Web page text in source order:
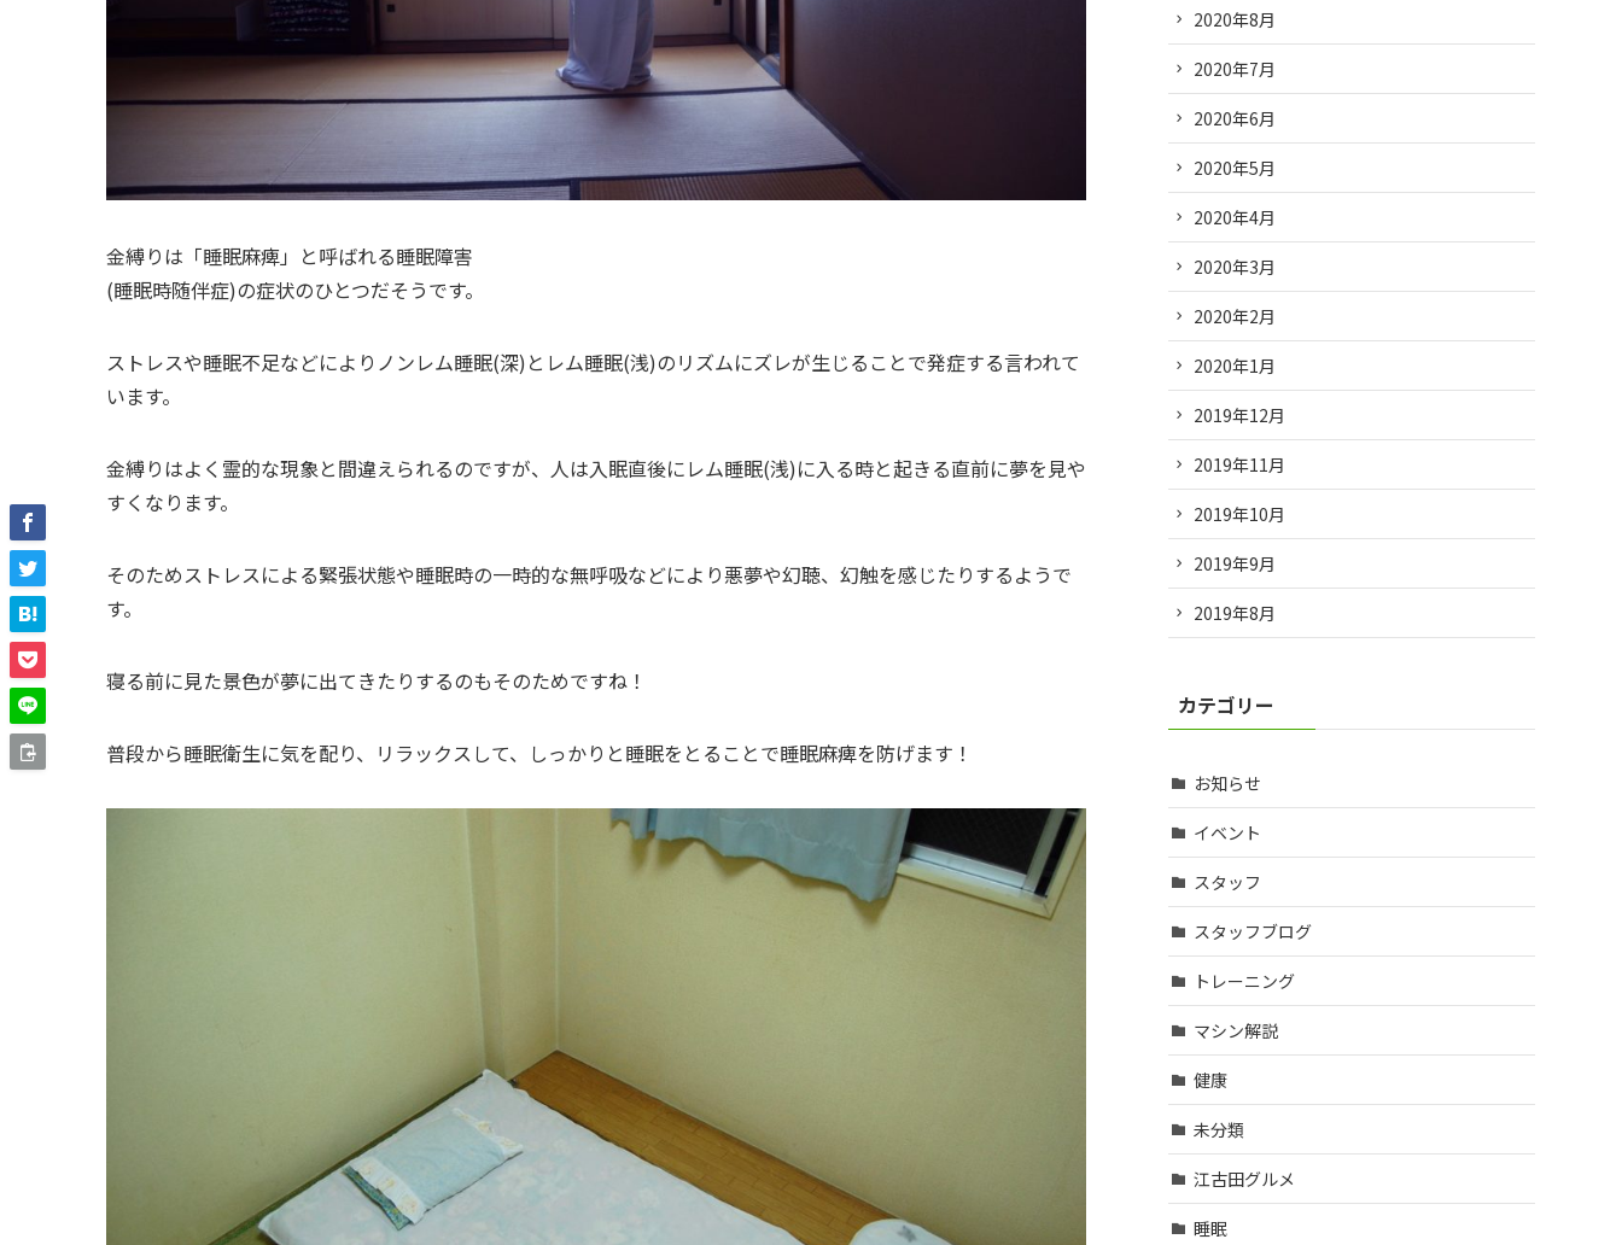
金縛りは「睡眠麻痺」と呼ばれる睡眠障害
(睡眠時随伴症)の症状のひとつだそうです。
ストレスや睡眠不足などによりノンレム睡眠(深)とレム睡眠(浅)のリズムにズレが生じることで発症する言われて
います。
金縛りはよく霊的な現象と間違えられるのですが、人は入眠直後にレム睡眠(浅)に入る時と起きる直前に夢を見や
すくなります。
そのためストレスによる緊張状態や睡眠時の一時的な無呼吸などにより悪夢や幻聴、幻触を感じたりするようで
す。
寝る前に見た景色が夢に出てきたりするのもそのためですね！
普段から睡眠衛生に気を配り、リラックスして、しっかりと睡眠をとることで睡眠麻痺を防げます！
2020年8月
2020年7月
2020年6月
2020年5月
2020年4月
2020年3月
2020年2月
2020年1月
2019年12月
2019年11月
2019年10月
2019年9月
2019年8月
カテゴリー
お知らせ
イベント
スタッフ
スタッフブログ
トレーニング
マシン解説
健康
未分類
江古田グルメ
睡眠